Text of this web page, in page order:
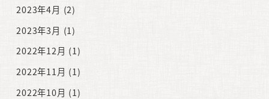
2023年4月 (2)
2023年3月 (1)
2022年12月 (1)
2022年11月 (1)
2022年10月 (1)